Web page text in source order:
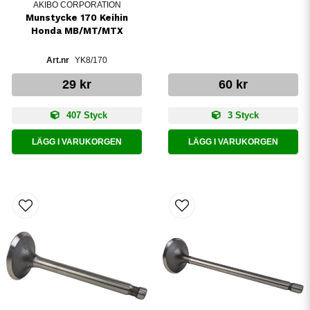
AKIBO CORPORATION
Munstycke 170 Keihin
Honda MB/MT/MTX
YK8/170
29 kr
407 Styck
LÄGG I VARUKORGEN
60 kr
3 Styck
LÄGG I VARUKORGEN